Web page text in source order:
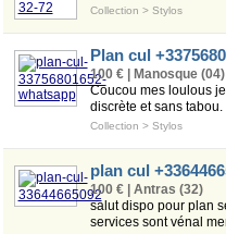
Collection > Stylos
Plan cul
100 € | Manosque (04)
Coucou mes loulous
discrète et sans
Collection > Stylos
plan cul
100 € | Antras (32)
salut dispo pour plan
services sont vénal